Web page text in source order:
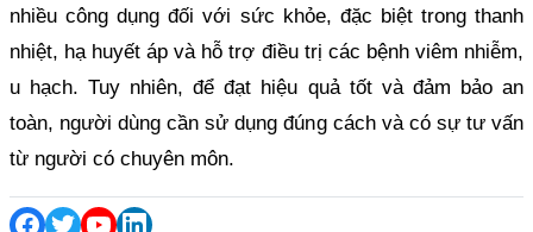
nhiều công dụng đối với sức khỏe, đặc biệt trong thanh
nhiệt, hạ huyết áp và hỗ trợ điều trị các bệnh viêm nhiễm,
u hạch. Tuy nhiên, để đạt hiệu quả tốt và đảm bảo an
toàn, người dùng cần sử dụng đúng cách và có sự tư vấn
từ người có chuyên môn.